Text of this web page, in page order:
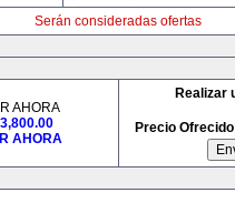
Serán consideradas ofertas
AHORA
3,800.00
AHORA
Realizar
Precio